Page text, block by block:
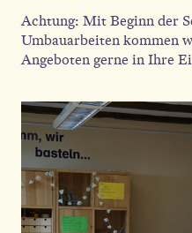
Achtung: Mit Beginn der
Umbauarbeiten kommen
Angeboten gerne in Ihre